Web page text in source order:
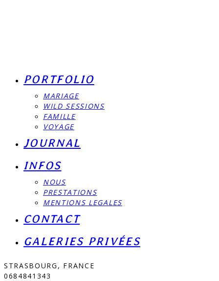
PORTFOLIO
MARIAGE
WILD SESSIONS
FAMILLE
VOYAGE
JOURNAL
INFOS
NOUS
PRESTATIONS
MENTIONS LEGALES
CONTACT
GALERIES PRIVÉES
STRASBOURG, FRANCE
0684841343